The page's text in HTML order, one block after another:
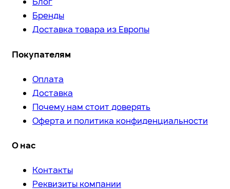
Бренды
Доставка товара из Европы
Покупателям
Оплата
Доставка
Почему нам стоит доверять
Оферта и политика конфиденциальности
О нас
Контакты
Реквизиты компании